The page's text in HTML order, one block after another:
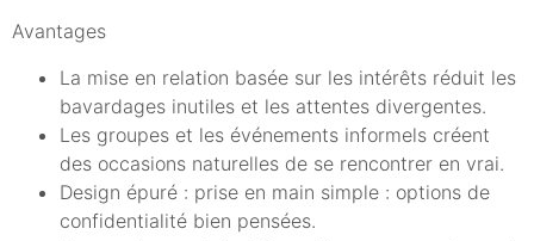
Avantages
La mise en relation basée sur les intérêts réduit les
bavardages inutiles et les attentes divergentes.
Les groupes et les événements informels créent
des occasions naturelles de se rencontrer en vrai.
Design épuré : prise en main simple : options de
confidentialité bien pensées.